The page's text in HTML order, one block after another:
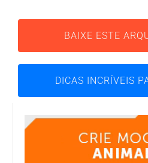
BAIXE ESTE
DICAS INCRÍVEIS